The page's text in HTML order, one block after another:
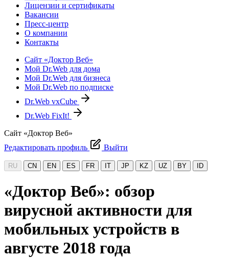
Лицензии и сертификаты
Вакансии
Пресс-центр
О компании
Контакты
Сайт «Доктор Веб»
Мой Dr.Web для дома
Мой Dr.Web для бизнеса
Мой Dr.Web по подписке
Dr.Web vxCube
Dr.Web FixIt!
Сайт «Доктор Веб»
Редактировать профиль
Выйти
RU CN EN ES FR IT JP KZ UZ BY ID
«Доктор Веб»: обзор
вирусной активности для
мобильных устройств в
августе 2018 года